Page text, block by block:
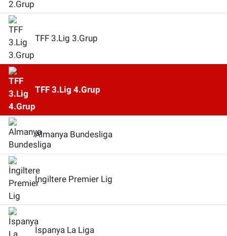
TFF 3.Lig 3.Grup
TFF 3.Lig 4.Grup
Almanya Bundesliga
İngiltere Premier Lig
İspanya La Liga